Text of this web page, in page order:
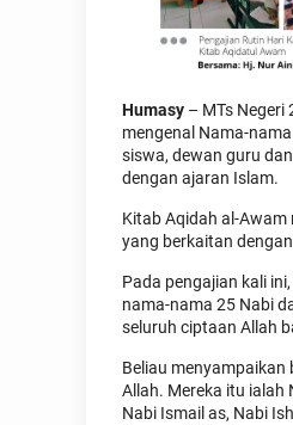
Humasy – MTs
mengenal Nama-
siswa, dewan guru
dengan ajaran Islam.
Kitab Aqidah al-
yang berkaitan
Pada pengajian kali
nama-nama 25 Nabi
seluruh ciptaan Allah
Beliau
Allah. Mereka itu ialah
Nabi Ismail as, Nabi